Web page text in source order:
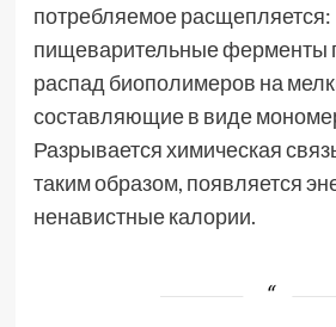
потребляемое расщепляется:
пищеварительные ферменты
распад биополимеров на
составляющие в виде
Разрывается химическая
таким образом, появляется
ненавистные калории.